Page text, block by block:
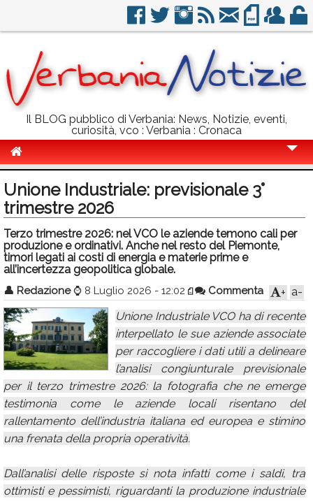
Il BLOG pubblico di Verbania: News, Notizie, eventi,
curiosità, vco : Verbania : Cronaca
Politica
Sport
Eventi
Rubriche
Calendario
Annunci
Unione Industriale: previsionale 3°
trimestre 2026
Terzo trimestre 2026: nel VCO le aziende temono cali per
produzione e ordinativi. Anche nel resto del Piemonte,
timori legati ai costi di energia e materie prime e
all’incertezza geopolitica globale.
👤 Redazione ⌚ 8 Luglio 2026 - 12:02 Commenta a-
+
Unione Industriale VCO ha di recente
interpellato le sue aziende associate
per raccogliere i dati utili a delineare
l’analisi congiunturale previsionale
per il terzo trimestre 2026: la fotografia che ne emerge
testimonia come le aziende locali risentano del
rallentamento dell’industria italiana ed europea e stimino
una frenata della propria operatività.
Dall’analisi delle risposte si nota infatti come i saldi, tra
ottimisti e pessimisti, riguardanti la produzione industriale